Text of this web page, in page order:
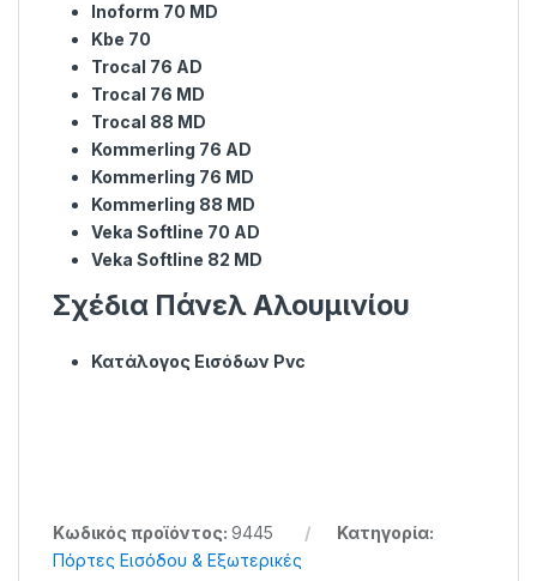
Inoform 70 MD
Kbe 70
Trocal 76 AD
Trocal 76 MD
Trocal 88 MD
Kommerling 76 AD
Kommerling 76 MD
Kommerling 88 MD
Veka Softline 70 AD
Veka Softline 82 MD
Σχέδια Πάνελ Αλουμινίου
Κατάλογος Εισόδων Pvc
Κωδικός προϊόντος: 9445
Κατηγορία:
Πόρτες Εισόδου & Εξωτερικές